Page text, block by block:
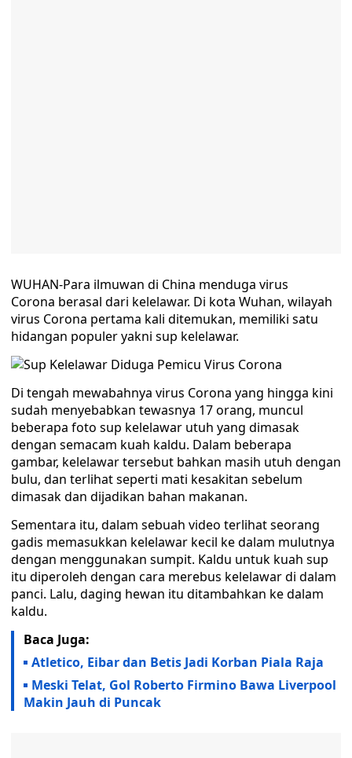
WUHAN-Para ilmuwan di China menduga virus
Corona berasal dari kelelawar. Di kota Wuhan, wilayah
virus Corona pertama kali ditemukan, memiliki satu
hidangan populer yakni sup kelelawar.
Di tengah mewabahnya virus Corona yang hingga kini
sudah menyebabkan tewasnya 17 orang, muncul
beberapa foto sup kelelawar utuh yang dimasak
dengan semacam kuah kaldu. Dalam beberapa
gambar, kelelawar tersebut bahkan masih utuh dengan
bulu, dan terlihat seperti mati kesakitan sebelum
dimasak dan dijadikan bahan makanan.
Sementara itu, dalam sebuah video terlihat seorang
gadis memasukkan kelelawar kecil ke dalam mulutnya
dengan menggunakan sumpit. Kaldu untuk kuah sup
itu diperoleh dengan cara merebus kelelawar di dalam
panci. Lalu, daging hewan itu ditambahkan ke dalam
kaldu.
Baca Juga:
Atletico, Eibar dan Betis Jadi Korban Piala Raja
Meski Telat, Gol Roberto Firmino Bawa Liverpool
Makin Jauh di Puncak